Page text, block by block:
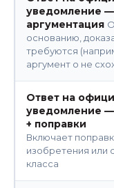
уведомление —
аргументация
основанию,
требуются
аргумент о не
Ответ на
уведомление
+ поправки
Включает
изобретения или
класса